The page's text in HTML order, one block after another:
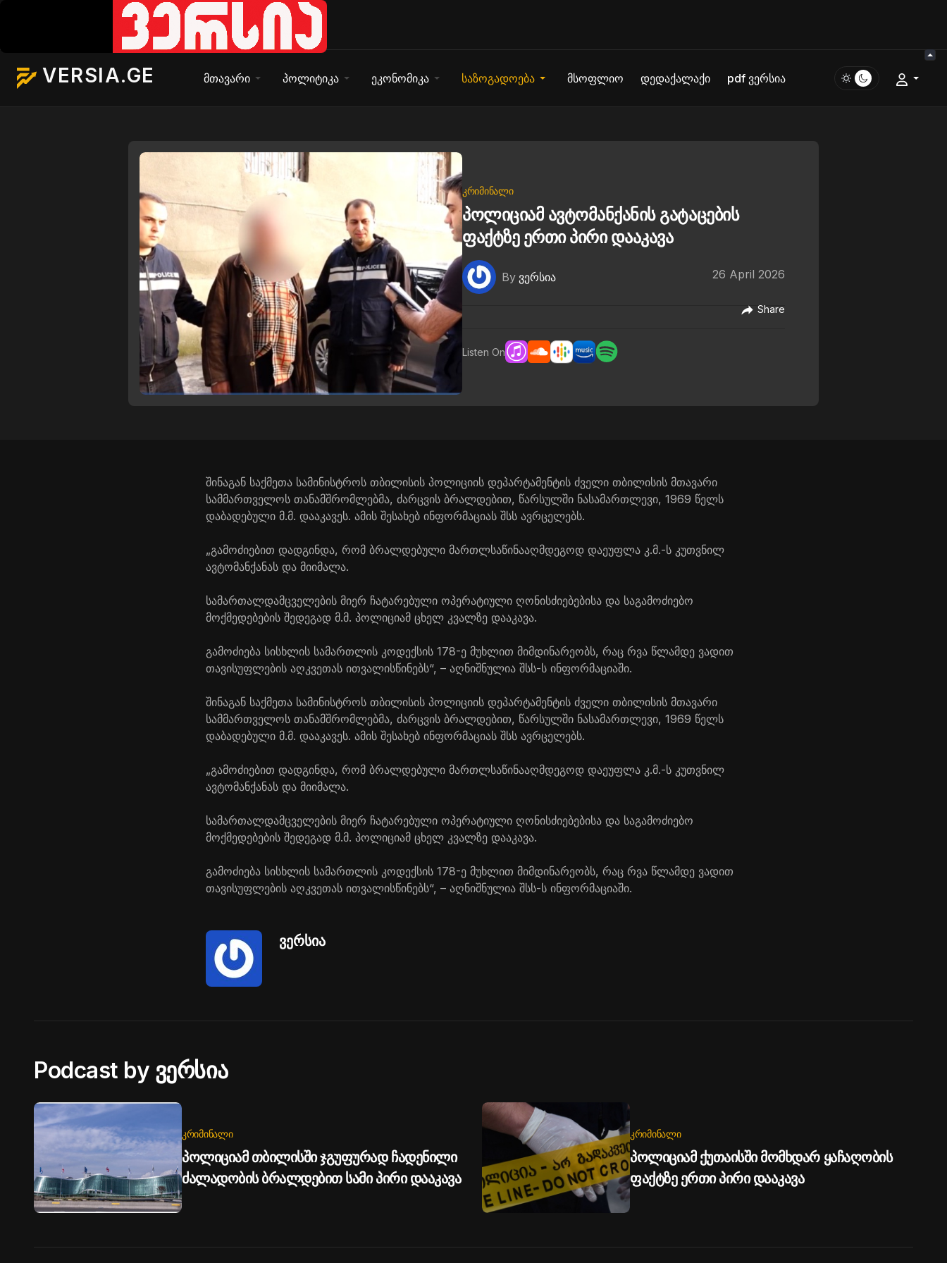
VERSIA.GE მთავარი პოლიტიკა ეკონომიკა საზოგადოება მსოფლიო დედაქალაქი pdf ვერსია
ᲙᲠᲘᲛᲘᲜᲐᲚᲘ
პოლიციამ ავტომანქანის გატაცების
ფაქტზე ერთი პირი დააკავა
By ვერსია 26 April 2026
Share
Listen On
შინაგან საქმეთა სამინისტროს თბილისის პოლიციის დეპარტამენტის ძველი თბილისის მთავარი
სამმართველოს თანამშრომლებმა, ძარცვის ბრალდებით, წარსულში ნასამართლევი, 1969 წელს
დაბადებული მ.მ. დააკავეს. ამის შესახებ ინფორმაციას შსს ავრცელებს.
„გამოძიებით დადგინდა, რომ ბრალდებული მართლსაწინააღმდეგოდ დაეუფლა კ.მ.-ს კუთვნილ
ავტომანქანას და მიიმალა.
სამართალდამცველების მიერ ჩატარებული ოპერატიული ღონისძიებებისა და საგამოძიებო
მოქმედებების შედეგად მ.მ. პოლიციამ ცხელ კვალზე დააკავა.
გამოძიება სისხლის სამართლის კოდექსის 178-ე მუხლით მიმდინარეობს, რაც რვა წლამდე ვადით
თავისუფლების აღკვეთას ითვალისწინებს“, – აღნიშნულია შსს-ს ინფორმაციაში.
შინაგან საქმეთა სამინისტროს თბილისის პოლიციის დეპარტამენტის ძველი თბილისის მთავარი
სამმართველოს თანამშრომლებმა, ძარცვის ბრალდებით, წარსულში ნასამართლევი, 1969 წელს
დაბადებული მ.მ. დააკავეს. ამის შესახებ ინფორმაციას შსს ავრცელებს.
„გამოძიებით დადგინდა, რომ ბრალდებული მართლსაწინააღმდეგოდ დაეუფლა კ.მ.-ს კუთვნილ
ავტომანქანას და მიიმალა.
სამართალდამცველების მიერ ჩატარებული ოპერატიული ღონისძიებებისა და საგამოძიებო
მოქმედებების შედეგად მ.მ. პოლიციამ ცხელ კვალზე დააკავა.
გამოძიება სისხლის სამართლის კოდექსის 178-ე მუხლით მიმდინარეობს, რაც რვა წლამდე ვადით
თავისუფლების აღკვეთას ითვალისწინებს“, – აღნიშნულია შსს-ს ინფორმაციაში.
ვერსია
Podcast by ვერსია
ᲙᲠᲘᲛᲘᲜᲐᲚᲘ
პოლიციამ თბილისში ჯგუფურად ჩადენილი
ძალადობის ბრალდებით სამი პირი დააკავა
ᲙᲠᲘᲛᲘᲜᲐᲚᲘ
პოლიციამ ქუთაისში მომხდარ ყაჩაღობის
ფაქტზე ერთი პირი დააკავა